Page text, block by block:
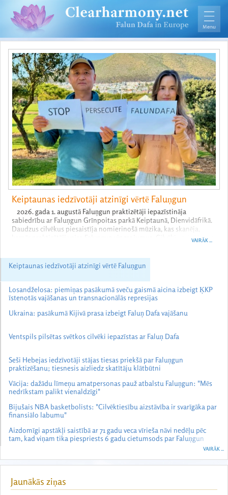
Keiptaunas iedzīvotāji atzinīgi vērtē Faluņgun
2026. gada 1. augustā Faluņgun praktizētāji iepazīstināja
sabiedrību ar Faluņgun Grīnpoitas parkā Keiptaunā, Dienvidāfrikā.
Daudzus cilvēkus piesaistīja nomierinošā mūzika, kas skanēja,
kamēr praktizētāji veica Faluņgun vingrojumus. Cilvēki uzzināja par
VAIRĀK ...
Keiptaunas iedzīvotāji atzinīgi vērtē Faluņgun
Losandželosa: piemiņas pasākumā sveču gaismā aicina izbeigt ĶKP
īstenotās vajāšanas un transnacionālās represijas
Ukraina: pasākumā Kijivā prasa izbeigt Faluņ Dafa vajāšanu
Ventspils pilsētas svētkos cilvēki iepazīstas ar Faluņ Dafa
Seši Hebejas iedzīvotāji stājas tiesas priekšā par Faluņgun
praktizēšanu; tiesnesis aizliedz skatītāju klātbūtni
Vācija: dažādu līmeņu amatpersonas pauž atbalstu Faluņgun: "Mēs
nedrīkstam palikt vienaldzīgi"
Bijušais NBA basketbolists: "Cilvēktiesību aizstāvība ir svarīgāka par
finansiālo labumu"
Aizdomīgi apstākļi saistībā ar 71 gadu veca vīrieša nāvi nedēļu pēc
tam, kad viņam tika piespriests 6 gadu cietumsods par Faluņgun
VAIRĀK ...
Jaunākās ziņas